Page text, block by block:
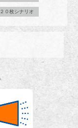
２０枚シナリオ